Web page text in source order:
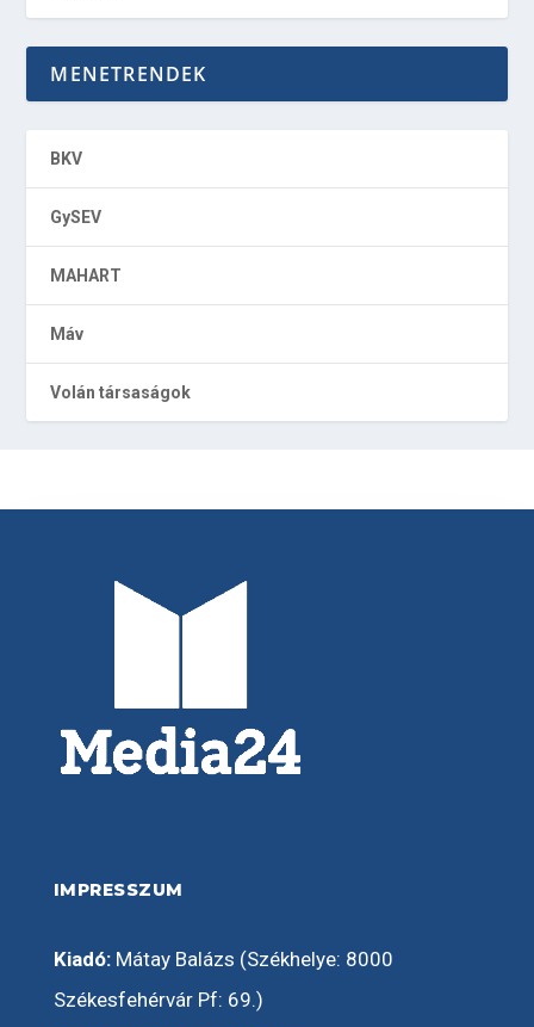
MENETRENDEK
BKV
GySEV
MAHART
Máv
Volán társaságok
IMPRESSZUM
Kiadó:Mátay Balázs (Székhelye: 8000
Székesfehérvár Pf: 69.)